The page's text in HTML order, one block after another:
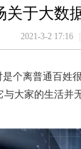
于大数
2021-3-2 17:16
个离普通百姓
大家的生活并